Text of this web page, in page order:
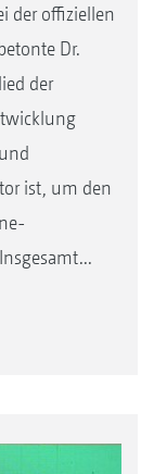
der offiziellen
Dr.
der
ist, um den